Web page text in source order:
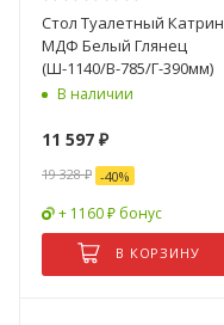
Стол Туалетный Катрин
МДФ Белый Глянец
(Ш-1140/В-785/Г-390мм)
В наличии
11 597 ₽
19 328₽ -40%
+ 1160 ₽ бонус
В КОРЗИНУ